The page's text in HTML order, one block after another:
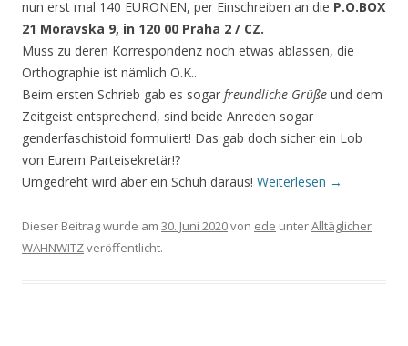
nun erst mal 140 EURONEN, per Einschreiben an die P.O.BOX
21 Moravska 9, in 120 00 Praha 2 / CZ.
Muss zu deren Korrespondenz noch etwas ablassen, die
Orthographie ist nämlich O.K..
Beim ersten Schrieb gab es sogar freundliche Grüße und dem
Zeitgeist entsprechend, sind beide Anreden sogar
genderfaschistoid formuliert! Das gab doch sicher ein Lob
von Eurem Parteisekretär!?
Umgedreht wird aber ein Schuh daraus! Weiterlesen →
Dieser Beitrag wurde am 30. Juni 2020von ede unterAlltäglicher
WAHNWITZveröffentlicht.